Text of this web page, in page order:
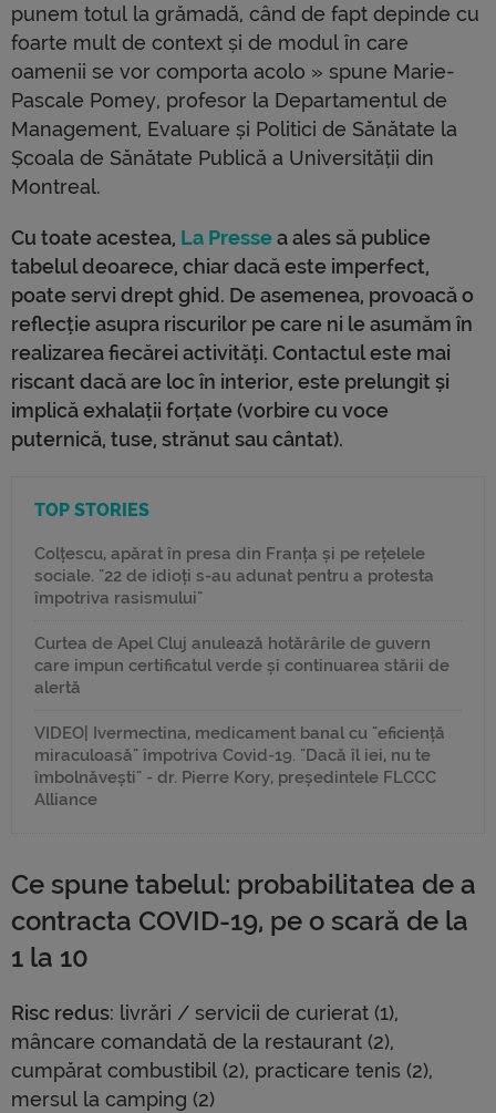
punem totul la grămadă, când de fapt depinde cu
foarte mult de context și de modul în care
oamenii se vor comporta acolo » spune Marie-
Pascale Pomey, profesor la Departamentul de
Management, Evaluare și Politici de Sănătate la
Școala de Sănătate Publică a Universității din
Montreal.
Cu toate acestea, La Pressea ales să publice
tabelul deoarece, chiar dacă este imperfect,
poate servi drept ghid. De asemenea, provoacă o
reflecție asupra riscurilor pe care ni le asumăm în
realizarea fiecărei activități. Contactul este mai
riscant dacă are loc în interior, este prelungit și
implică exhalații forțate (vorbire cu voce
puternică, tuse, strănut sau cântat).
TOP STORIES
Colțescu, apărat în presa din Franța și pe rețelele
sociale. "22 de idioți s-au adunat pentru a protesta
împotriva rasismului"
Curtea de Apel Cluj anulează hotărârile de guvern
care impun certificatul verde și continuarea stării de
alertă
VIDEO| Ivermectina, medicament banal cu "eficiență
miraculoasă" împotriva Covid-19. "Dacă îl iei, nu te
îmbolnăvești" - dr. Pierre Kory, președintele FLCCC
Alliance
Ce spune tabelul: probabilitatea de a
contracta COVID-19, pe o scară de la
1 la 10
Risc redus: livrări / servicii de curierat (1),
mâncare comandată de la restaurant (2),
cumpărat combustibil (2), practicare tenis (2),
mersul la camping (2)